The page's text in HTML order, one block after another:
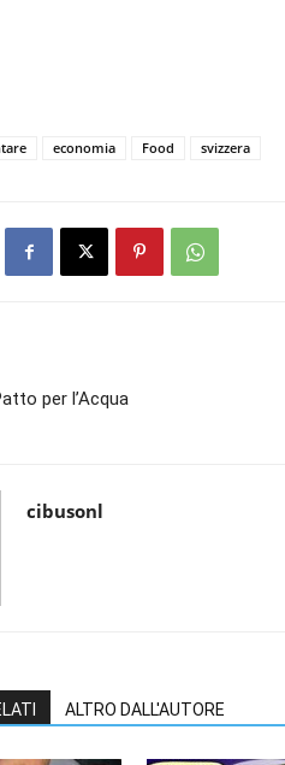
economia Food svizzera
per l’Acqua
cibusonl
ALTRO DALL'AUTORE